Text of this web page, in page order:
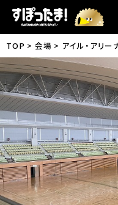
TOP 会場 アイル・アリー